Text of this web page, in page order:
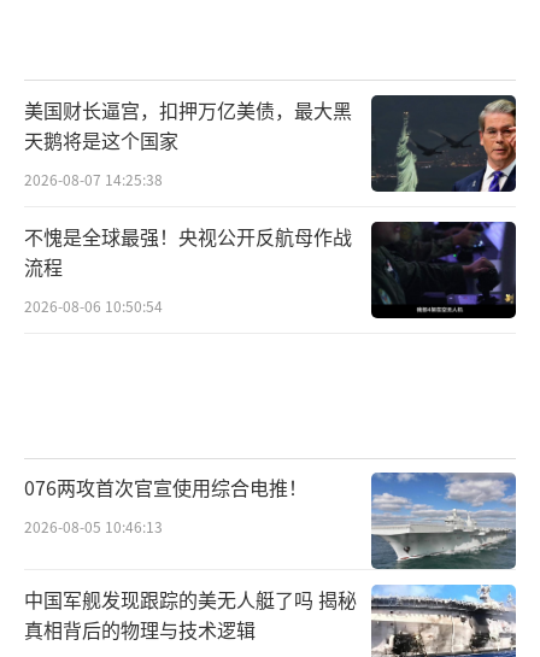
的经验告诉我们，中印之间只有保持良好关
系，才更加有利于两国的发展。
印度一边想通过引入英语在上合组织占据
重要位置，一边又和西方越走越近，此举不得
不引发舆论的担忧。对此，中俄必须要掌握主
动权。虽然印度方面表达了引入英语的必要
性，但若盲目使用英语，可能会使北约等使用
样的目的，提出引入英语，都很难被通过。印
度要想获得认可，更应该不断提升自身的实
力，而不是用算计的方式，操弄这些“旁门左
道”。
（责任编辑：傅鑫）
美国财长逼宫，扣押万亿美债，最大黑
天鹅将是这个国家
2026-08-07 14:25:38
不愧是全球最强！央视公开反航母作战
流程
2026-08-06 10:50:54
076两攻首次官宣使用综合电推！
2026-08-05 10:46:13
中国军舰发现跟踪的美无人艇了吗 揭秘
真相背后的物理与技术逻辑